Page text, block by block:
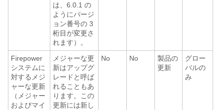
は、6.0.1 の
ようにバージ
ョン番号の 3
桁目が変更さ
れます）。
Firepower
システムに
対するメジ
ャーな更新
（メジャー
およびマイ
メジャーな更
新はアップグ
レードと呼ば
れることもあ
ります。この
更新には新し
No No
製品の
更新
グロー
バルの
み